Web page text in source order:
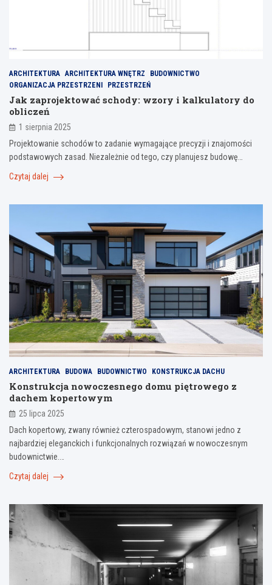
ARCHITEKTURA ARCHITEKTURA WNĘTRZ
BUDOWNICTWO
ORGANIZACJA PRZESTRZENI
PRZESTRZEŃ
Jak zaprojektować schody: wzory i kalkulatory do
obliczeń
1 sierpnia 2025
Projektowanie schodów to zadanie wymagające precyzji i znajomości
podstawowych zasad. Niezależnie od tego, czy planujesz budowę…
Czytaj dalej
ARCHITEKTURA BUDOWA BUDOWNICTWO KONSTRUKCJA DACHU
Konstrukcja nowoczesnego domu piętrowego z
dachem kopertowym
25 lipca 2025
Dach kopertowy, zwany również czterospadowym, stanowi jedno z
najbardziej eleganckich i funkcjonalnych rozwiązań w nowoczesnym
budownictwie.…
Czytaj dalej